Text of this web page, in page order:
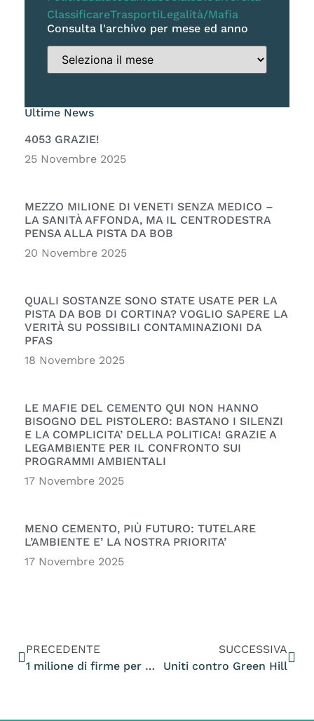
ClassificareTrasportiLegalità/Mafia
Consulta l'archivo per mese ed anno
Ultime News
4053 GRAZIE!
25 Novembre 2025
MEZZO MILIONE DI VENETI SENZA MEDICO –
LA SANITÀ AFFONDA, MA IL CENTRODESTRA
PENSA ALLA PISTA DA BOB
20 Novembre 2025
QUALI SOSTANZE SONO STATE USATE PER LA
PISTA DA BOB DI CORTINA? VOGLIO SAPERE LA
VERITÀ SU POSSIBILI CONTAMINAZIONI DA
PFAS
18 Novembre 2025
LE MAFIE DEL CEMENTO QUI NON HANNO
BISOGNO DEL PISTOLERO: BASTANO I SILENZI
E LA COMPLICITA’ DELLA POLITICA! GRAZIE A
LEGAMBIENTE PER IL CONFRONTO SUI
PROGRAMMI AMBIENTALI
17 Novembre 2025
MENO CEMENTO, PIÙ FUTURO: TUTELARE
L’AMBIENTE E’ LA NOSTRA PRIORITA’
17 Novembre 2025
PRECEDENTE
1 milione di firme per 8hours…domani
SUCCESSIVA
Uniti contro Green Hill